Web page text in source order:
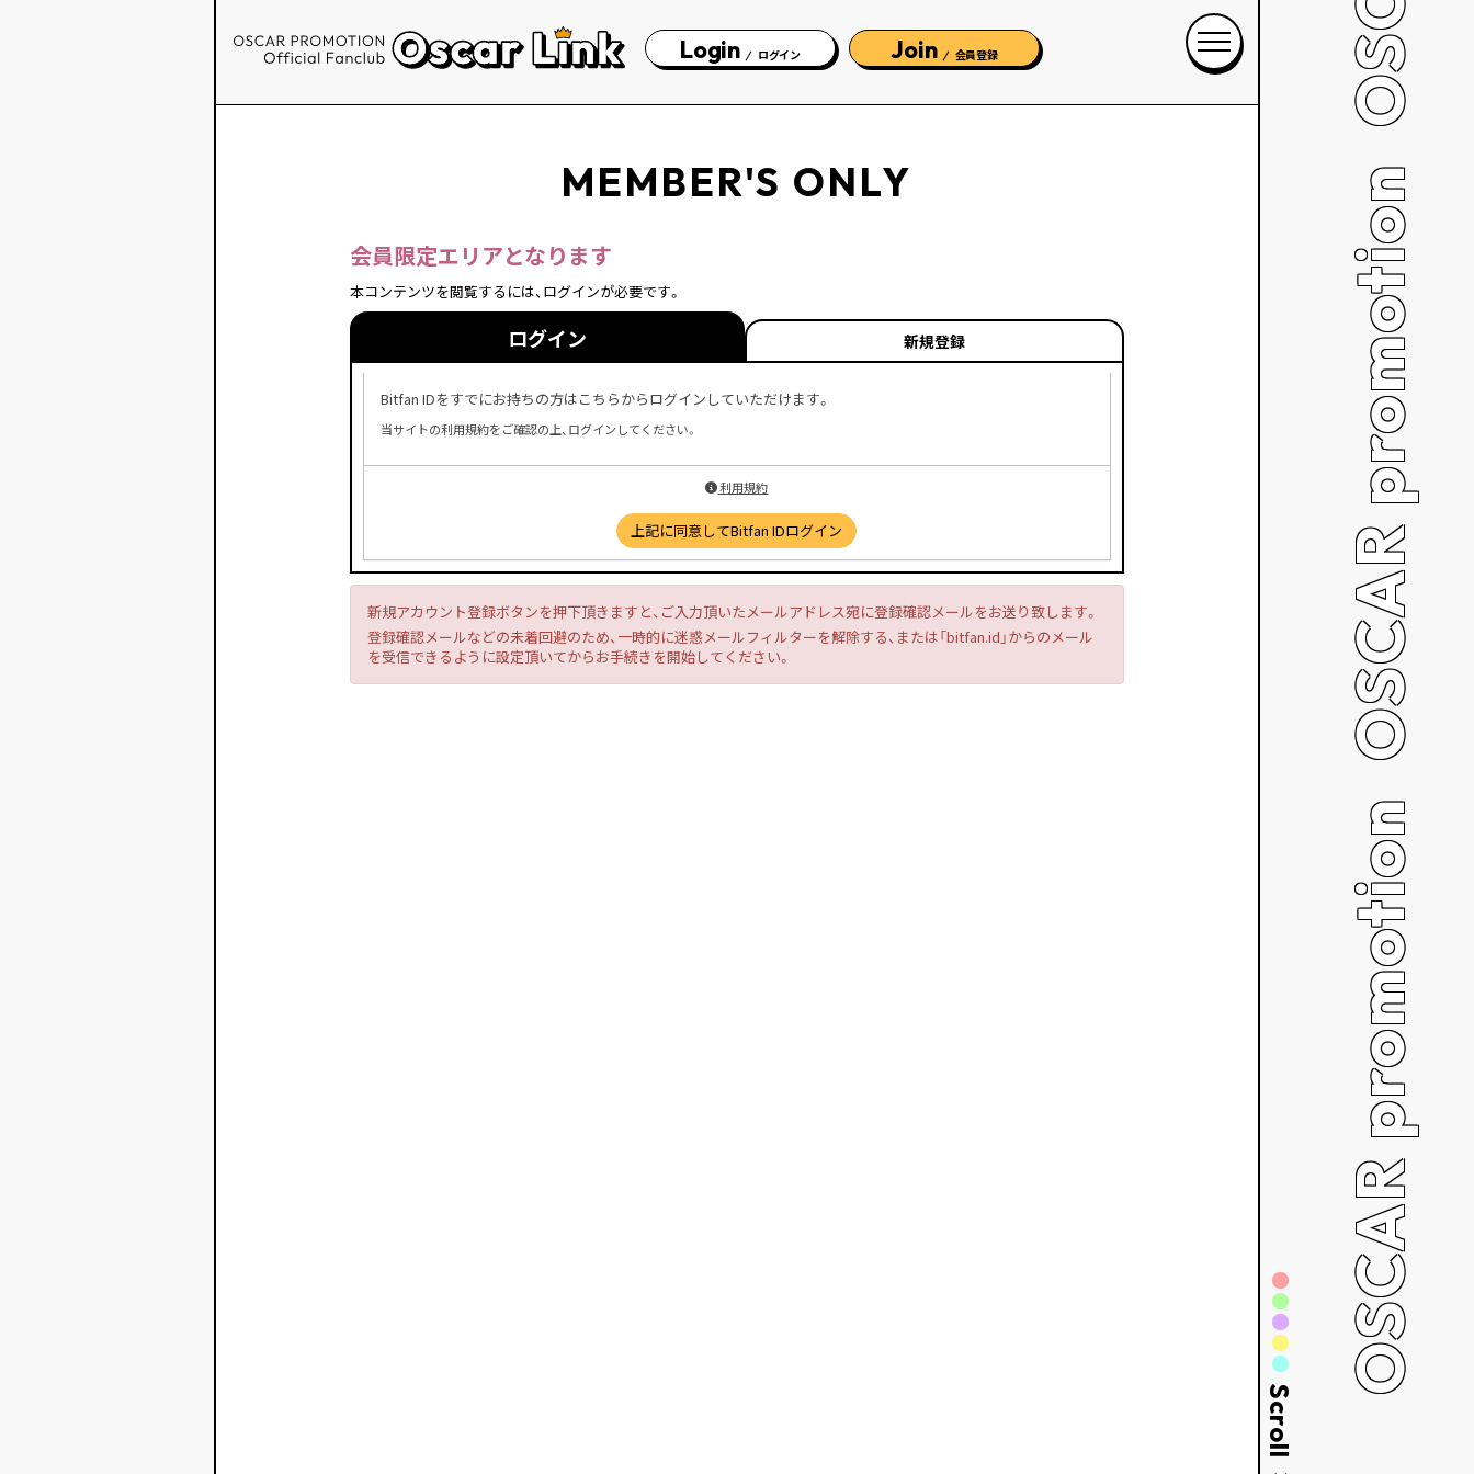
Login ログイン Join 会員登録
MEMBER'S ONLY
会員限定エリアとなります
本コンテンツを閲覧するには、ログインが必要です。
ログイン 新規登録
Bitfan IDをすでにお持ちの方はこちらからログインしていただけます。
当サイトの利用規約をご確認の上、ログインしてください。
利用規約
上記に同意してBitfan IDログイン
新規アカウント登録ボタンを押下頂きますと、ご入力頂いたメールアドレス宛に登録確認メールをお送り致します。
登録確認メールなどの未着回避のため、一時的に迷惑メールフィルターを解除する、または「bitfan.id」からのメール
を受信できるように設定頂いてからお手続きを開始してください。
Scroll
OSCAR promotion
OSCAR promotion